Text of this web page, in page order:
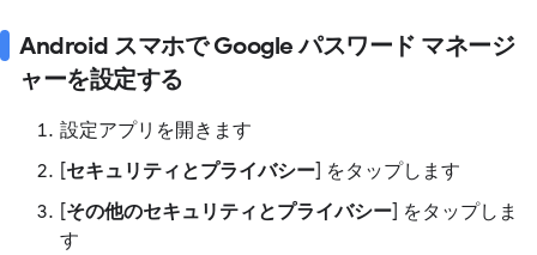
Android スマホで Google パスワード マネージ
ャーを設定する
設定アプリを開きます
[セキュリティとプライバシー] をタップします
[その他のセキュリティとプライバシー] をタップしま
す